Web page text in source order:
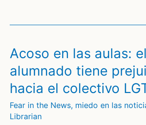
Acoso en las aulas:
alumnado tiene
hacia el colectivo
Fear in the News, miedo en las
Librarian